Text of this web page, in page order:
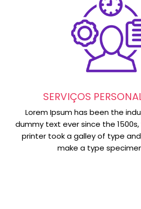
SERVIÇOS
Lorem Ipsum has been the
dummy text ever since the
printer took a galley of type
make a type